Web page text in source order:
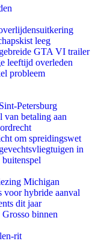
leeg
GTA VI trailer
leeftijd overleden
probleem
Petersburg
van betaling aan
om spreidingswet
in
Michigan
voor hybride aanval
dit jaar
binnen
rit